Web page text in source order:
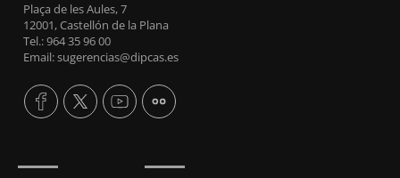
Plaça de les Aules, 7
12001, Castellón de la Plana
Tel.: 964 35 96 00
Email: sugerencias@dipcas.es